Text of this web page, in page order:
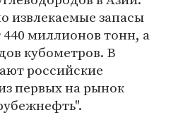
извлекаемые запасы
миллионов тонн, а
кубометров. В
российские
первых на рынок